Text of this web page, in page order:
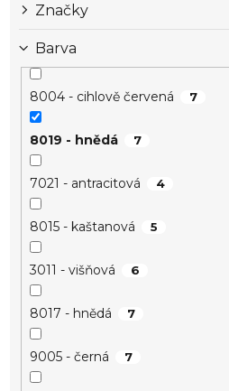
Značky
Barva
8004 - cihlově červená 7
8019 - hnědá 7
7021 - antracitová 4
8015 - kaštanová 5
3011 - višňová 6
8017 - hnědá 7
9005 - černá 7